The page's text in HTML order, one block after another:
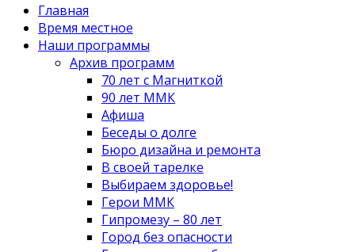
Главная
Время местное
Наши программы
Архив программ
70 лет с Магниткой
90 лет ММК
Афиша
Беседы о долге
Бюро дизайна и ремонта
В своей тарелке
Выбираем здоровье!
Герои ММК
Гипромезу – 80 лет
Город без опасности